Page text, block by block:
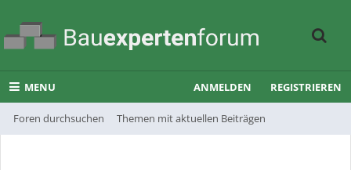
MENU
Foren durchsuchen Themen mit aktuellen Beiträgen
ANMELDEN REGISTRIEREN